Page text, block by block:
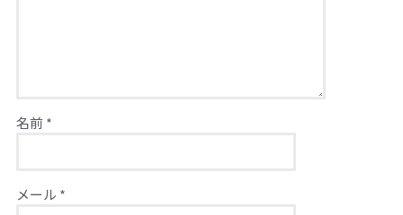
名前*
メール *